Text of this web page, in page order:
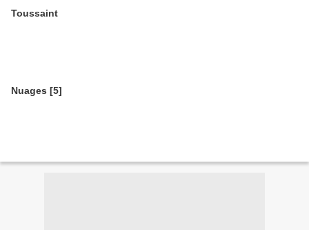
Toussaint
Nuages [5]